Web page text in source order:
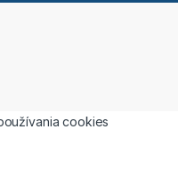
cookies